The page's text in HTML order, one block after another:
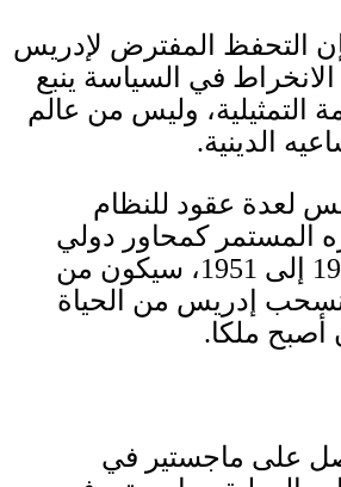
التحفظ المفترض لإدريس
في السياسة ينبع
التمثيلية، وليس من عالم
الدينية.
لعدة عقود للنظام
المستمر كمحاور دولي
إلى 1951، سيكون من
إدريس من الحياة
أصبح ملكا.